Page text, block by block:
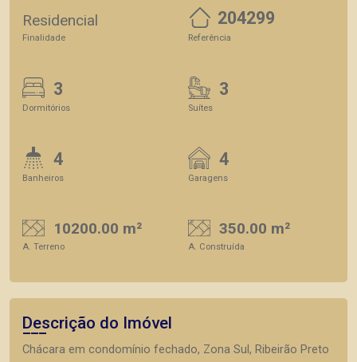
Residencial
Finalidade
204299
Referência
3
Dormitórios
3
Suítes
4
Banheiros
4
Garagens
10200.00 m²
A. Terreno
350.00 m²
A. Construída
Descrição do Imóvel
Chácara em condomínio fechado, Zona Sul, Ribeirão Preto